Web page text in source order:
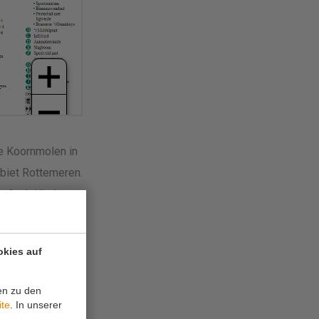
auf
zu den
. In unserer
Koornmolen in
Rottemeren.
Auch Kinder
in unserem
kicken,
brandneuen